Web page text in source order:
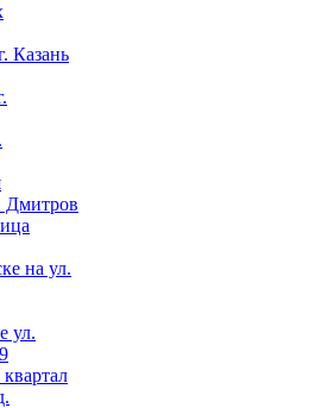
Казань
Дмитров
на ул.
ул.